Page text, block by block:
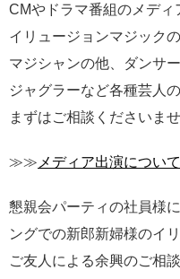
CMやドラマ番組のメディ
イリュージョンマジック
マジシャンの他、ダンサ
ジャグラーなど各種芸人
まずはご相談くださいませ
≫≫ メディア出演につい
懇親会パーティの社員様
ングでの新郎新婦様のイ
ご友人による余興のご相